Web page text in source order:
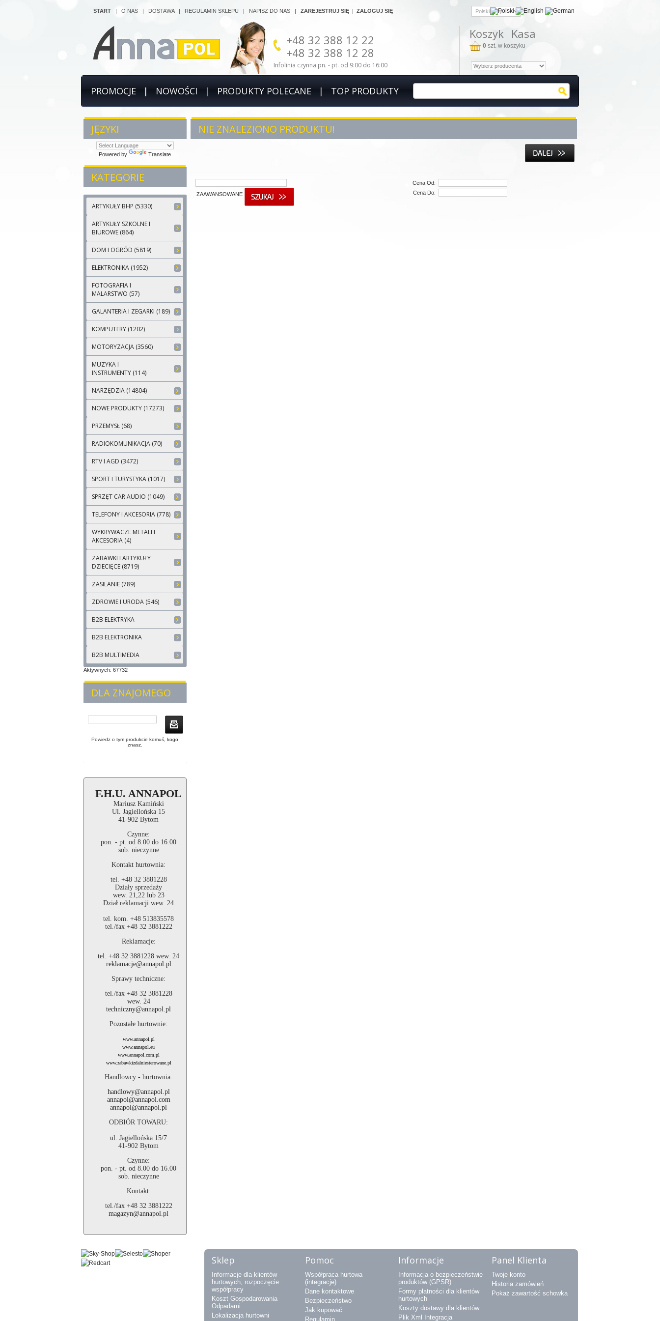
+48 32 388 12 22
+48 32 388 12 28
Infolinia czynna pn. - pt. od 9:00 do 16:00
Koszyk Kasa
0 szt. w koszyku
START| O NAS| DOSTAWA| REGULAMIN SKLEPU | NAPISZ DO NAS| ZAREJESTRUJ SIĘ| ZALOGUJ SIĘ
PROMOCJE| NOWOŚCI | PRODUKTY POLECANE| TOP PRODUKTY
JĘZYKI
Powered by Translate
KATEGORIE
ARTYKUŁY BHP (5330)
ARTYKUŁY SZKOLNE I
BIUROWE (864)
DOM I OGRÓD (5819)
ELEKTRONIKA (1952)
FOTOGRAFIA I
MALARSTWO (57)
GALANTERIA I ZEGARKI (189)
KOMPUTERY (1202)
MOTORYZACJA (3560)
MUZYKA I
INSTRUMENTY (114)
NARZĘDZIA (14804)
NOWE PRODUKTY (17273)
PRZEMYSŁ (68)
RADIOKOMUNIKACJA (70)
RTV I AGD (3472)
SPORT I TURYSTYKA (1017)
SPRZĘT CAR AUDIO (1049)
TELEFONY I AKCESORIA (778)
WYKRYWACZE METALI I
AKCESORIA (4)
ZABAWKI I ARTYKUŁY
DZIECIĘCE (8719)
ZASILANIE (789)
ZDROWIE I URODA (546)
B2B ELEKTRYKA
B2B ELEKTRONIKA
B2B MULTIMEDIA
Aktywnych: 67732
DLA ZNAJOMEGO
Powiedz o tym produkcie komuś, kogo
znasz.
F.H.U. ANNAPOL
Mariusz Kamiński
Ul. Jagiellońska 15
41-902 Bytom
Czynne:
pon. - pt. od 8.00 do 16.00
sob. nieczynne
Kontakt hurtownia:
tel. +48 32 3881228
Działy sprzedaży
wew. 21,22 lub 23
Dział reklamacji wew. 24
tel. kom. +48 513835578
tel./fax +48 32 3881222
Reklamacje:
tel. +48 32 3881228 wew. 24
reklamacje@annapol.pl
Sprawy techniczne:
tel./fax +48 32 3881228
wew. 24
techniczny@annapol.pl
Pozostałe hurtownie:
www.annapol.pl
www.annapol.eu
www.annapol.com.pl
www.zabawkizdalniesterowane.pl
Handlowcy - hurtownia:
handlowy@annapol.pl
annapol@annapol.com
annapol@annapol.pl
ODBIÓR TOWARU:
ul. Jagiellońska 15/7
41-902 Bytom
Czynne:
pon. - pt. od 8.00 do 16.00
sob. nieczynne
Kontakt:
tel./fax +48 32 3881222
magazyn@annapol.pl
NIE ZNALEZIONO PRODUKTU!
ZAAWANSOWANE
Cena Od:
Cena Do:
Sklep
Informacje dla klientów
hurtowych, rozpoczęcie
współpracy
Koszt Gospodarowania
Odpadami
Lokalizacja hurtowni
Pomoc
Współpraca hurtowa
(integracje)
Dane kontaktowe
Bezpieczeństwo
Jak kupować
Regulamin
Informacje
Informacja o bezpieczeństwie
produktów (GPSR)
Formy płatności dla klientów
hurtowych
Koszty dostawy dla klientów
Plik Xml Integracja
Panel Klienta
Twoje konto
Historia zamówień
Pokaż zawartość schowka